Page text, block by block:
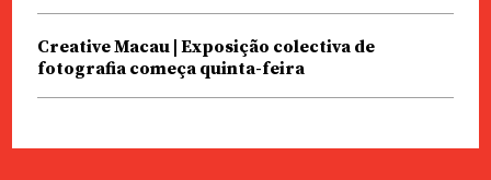
Creative Macau | Exposição colectiva de
fotografia começa quinta-feira